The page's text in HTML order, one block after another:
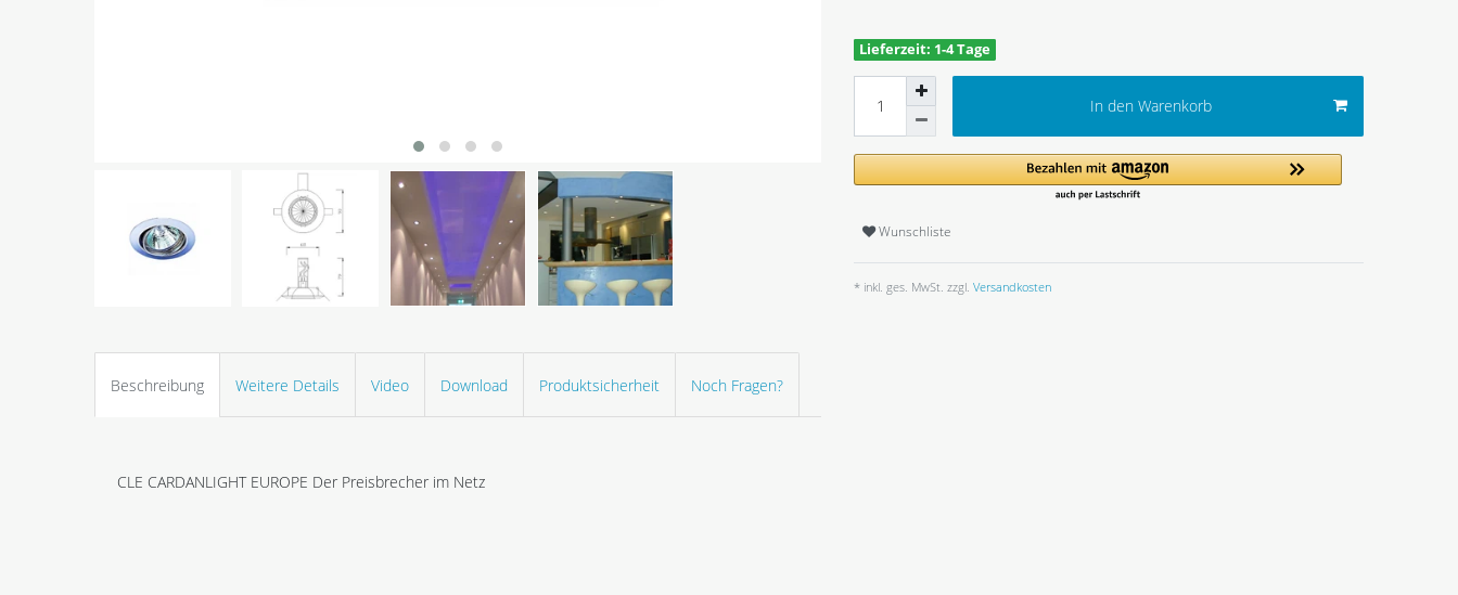
Beschreibung Weitere Details Video Download Produktsicherheit Noch Fragen?
CLE CARDANLIGHT EUROPE Der Preisbrecher im Netz
Lieferzeit: 1-4 Tage
In den Warenkorb
Wunschliste
* inkl. ges. MwSt. zzgl. Versandkosten